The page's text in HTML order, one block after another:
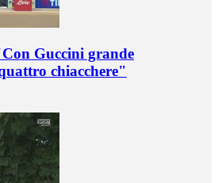
Guccini grande
chiacchere"